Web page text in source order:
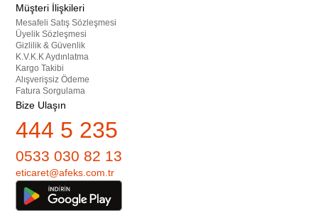
Müşteri İlişkileri
Mesafeli Satış Sözleşmesi
Üyelik Sözleşmesi
Gizlilik & Güvenlik
K.V.K.K Aydınlatma
Kargo Takibi
Alışverişsiz Ödeme
Fatura Sorgulama
Bize Ulaşın
444 5 235
0533 030 82 13
eticaret@afeks.com.tr